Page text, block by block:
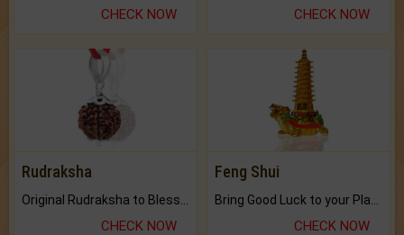
CHECK NOW CHECK NOW
Rudraksha
CHECK NOW
Feng Shui
CHECK NOW